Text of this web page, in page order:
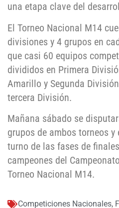
una etapa clave del
El Torneo Nacional M14
divisiones y 4 grupos en
que casi 60 equipos
divididos en Primera
Amarillo y Segunda
tercera División.
Mañana sábado se
grupos de ambos torneos y
turno de las fases de
campeones del
Torneo Nacional M14.
Competiciones Nacionales,